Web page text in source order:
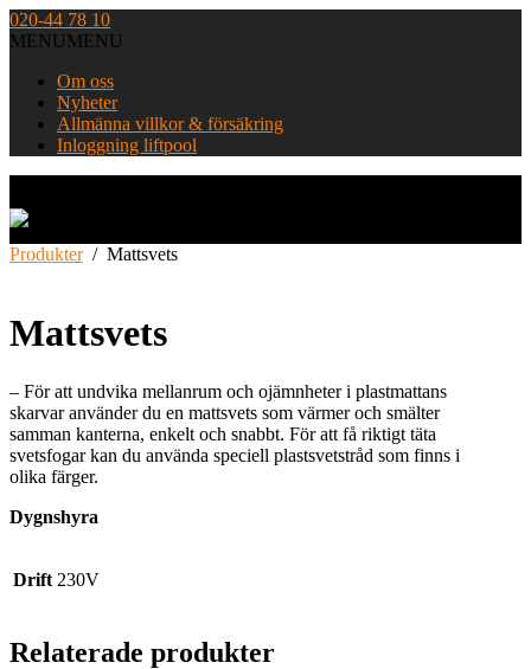
Skip
to
020-44 78 10
MENUMENU
Om oss
Nyheter
Allmänna villkor & försäkring
Inloggning liftpool
Produkter/ Mattsvets
Mattsvets
– För att undvika mellanrum och ojämnheter i plastmattans
skarvar använder du en mattsvets som värmer och smälter
samman kanterna, enkelt och snabbt. För att få riktigt täta
svetsfogar kan du använda speciell plastsvetstråd som finns i
olika färger.
Dygnshyra
Drift 230V
Relaterade produkter